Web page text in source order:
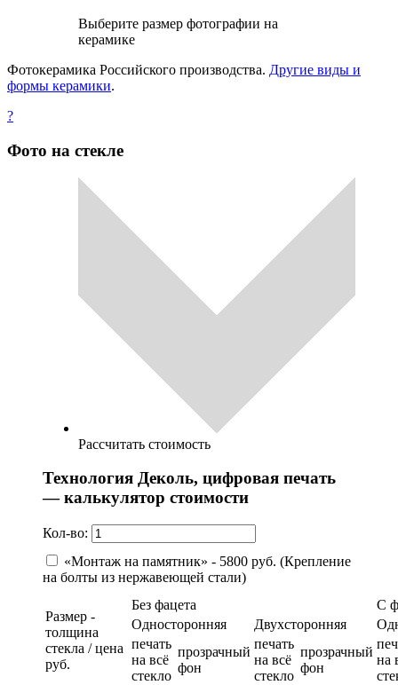
Выберите размер фотографии на
керамике
Фотокерамика Российского производства. Другие виды и
формы керамики.
?
Фото на стекле
Рассчитать стоимость
Технология Деколь, цифровая печать
— калькулятор стоимости
Кол-во:
«Монтаж на памятник» - 5800 руб. (Крепление
на болты из нержавеющей стали)
Размер -
толщина
стекла / цена
руб.
Без фацета
С
Односторонняя
Двухсторонняя
печать
на всё
стекло
прозрачный
фон
печать
на всё
стекло
прозрачный
фон
на